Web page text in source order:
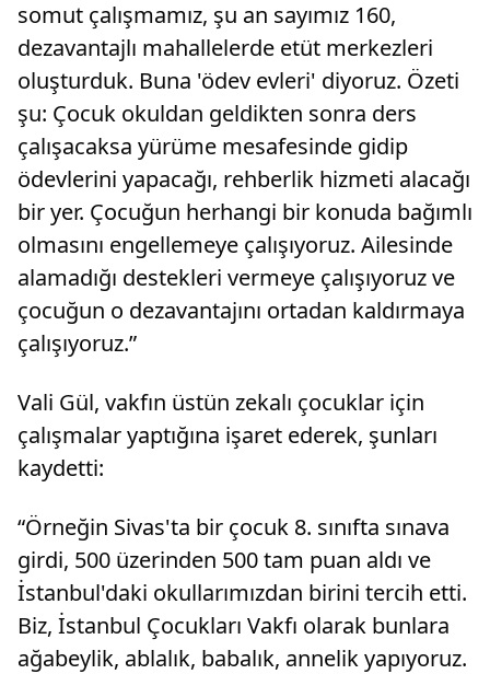
somut çalışmamız, şu an sayımız 160,
dezavantajlı mahallelerde etüt merkezleri
oluşturduk. Buna 'ödev evleri' diyoruz. Özeti
şu: Çocuk okuldan geldikten sonra ders
çalışacaksa yürüme mesafesinde gidip
ödevlerini yapacağı, rehberlik hizmeti alacağı
bir yer. Çocuğun herhangi bir konuda bağımlı
olmasını engellemeye çalışıyoruz. Ailesinde
alamadığı destekleri vermeye çalışıyoruz ve
çocuğun o dezavantajını ortadan kaldırmaya
çalışıyoruz.”
Vali Gül, vakfın üstün zekalı çocuklar için
çalışmalar yaptığına işaret ederek, şunları
kaydetti:
“Örneğin Sivas'ta bir çocuk 8. sınıfta sınava
girdi, 500 üzerinden 500 tam puan aldı ve
İstanbul'daki okullarımızdan birini tercih etti.
Biz, İstanbul Çocukları Vakfı olarak bunlara
ağabeylik, ablalık, babalık, annelik yapıyoruz.